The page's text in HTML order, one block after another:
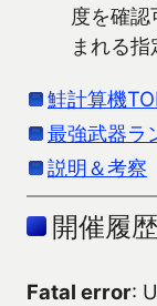
度を確
まれる指
鮭計算機
最強武器ラ
説明＆考察
開催履
Fatal error: